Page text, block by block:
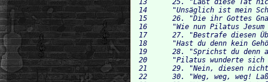
14 	"Unsäglich ist mein Schmerz" (Judas)	1:04
15 	26. "Die ihr Gottes Gnad' versäumet" (Tochter Zion)	2:35
16 	"Wie nun Pilatus Jesum fragt" (Evangelist, Jesus)	0:24
17 	27. "Bestrafe diesen Übeltäter"		0:12
18 	"Hast du denn kein Gehör?" (Pilatus, Evangelist)	0:38
19 	28. "Sprichst du denn auf dies Verklagen" (Tochter Zion, Jesus)		2:51
20 	"Pilatus wunderte sich sehr" (Evangelist)	0:39
21 	29. "Nein, diesen nicht" (Coro) "Was fang ich denn mit eurem ungekrönten König an?	0:29
22 	30. "Weg, weg, weg! Laß ihn kreuzigen" (Coro) "Was hat er denn getan?" (Pilatus)	0:17